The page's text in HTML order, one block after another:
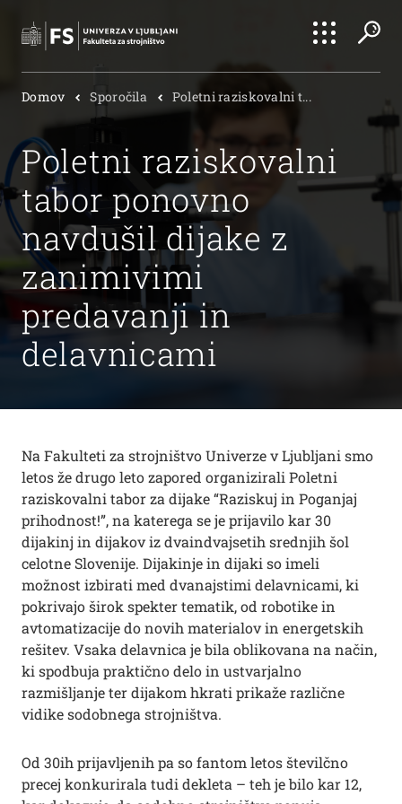
Išči
Domov Sporočila Poletni raziskovalni t...
Poletni raziskovalni
tabor ponovno
navdušil dijake z
zanimivimi
predavanji in
delavnicami
Na Fakulteti za strojništvo Univerze v Ljubljani smo
letos že drugo leto zapored organizirali Poletni
raziskovalni tabor za dijake “Raziskuj in Poganjaj
prihodnost!”, na katerega se je prijavilo kar 30
dijakinj in dijakov iz dvaindvajsetih srednjih šol
celotne Slovenije. Dijakinje in dijaki so imeli
možnost izbirati med dvanajstimi delavnicami, ki
pokrivajo širok spekter tematik, od robotike in
avtomatizacije do novih materialov in energetskih
rešitev. Vsaka delavnica je bila oblikovana na način,
ki spodbuja praktično delo in ustvarjalno
razmišljanje ter dijakom hkrati prikaže različne
vidike sodobnega strojništva.
Od 30ih prijavljenih pa so fantom letos številčno
precej konkurirala tudi dekleta – teh je bilo kar 12,